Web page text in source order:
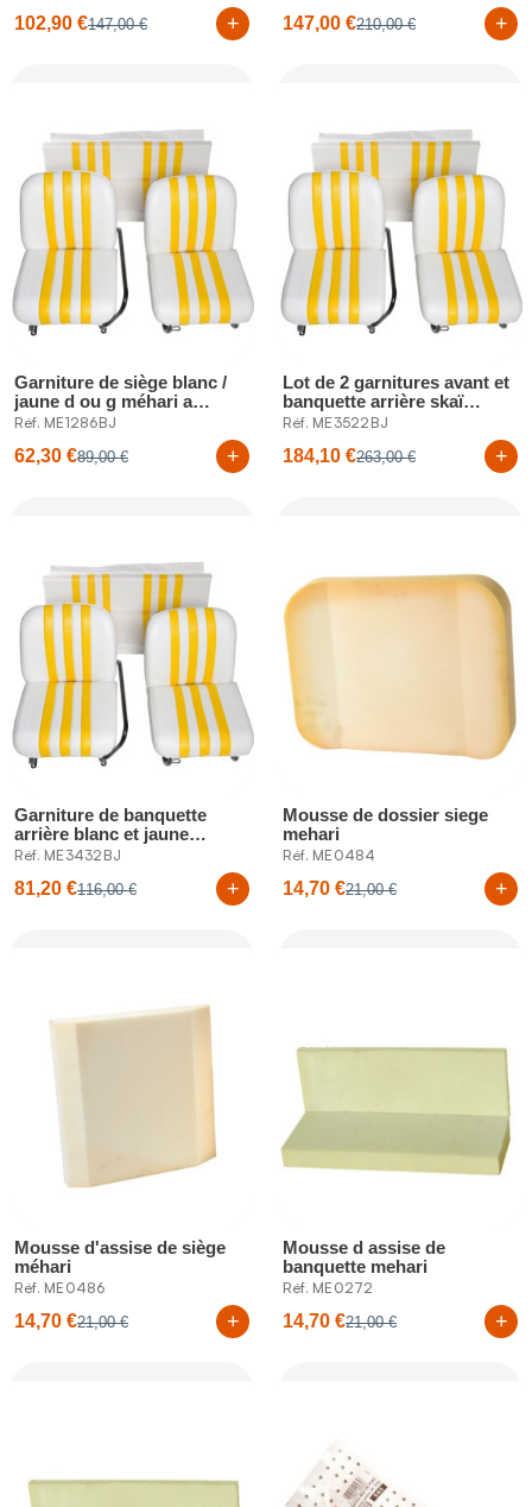
102,90 €147,00 € + 147,00 €210,00 € +
Garniture de siège blanc /
jaune d ou g méhari a
l'unité.
Réf. ME1286BJ
62,30 €89,00 € +
Lot de 2 garnitures avant et
banquette arrière skaï
blanc...
Réf. ME3522BJ
184,10 €263,00 € +
Garniture de banquette
arrière blanc et jaune
méhari
Réf. ME3432BJ
81,20 €116,00 € +
Mousse de dossier siege
mehari
Réf. ME0484
14,70 €21,00 € +
Mousse d'assise de siège
méhari
Réf. ME0486
14,70 €21,00 € +
Mousse d assise de
banquette mehari
Réf. ME0272
14,70 €21,00 € +